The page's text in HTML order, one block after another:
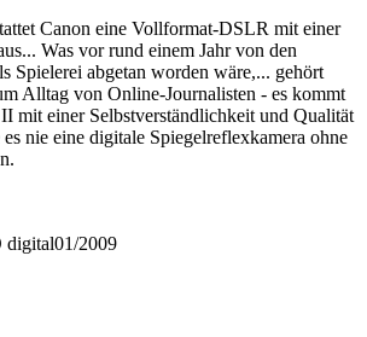
Canon eine Vollformat-DSLR mit einer
Was vor rund einem Jahr von den
Spielerei abgetan worden wäre,... gehört
Alltag von Online-Journalisten - es kommt
mit einer Selbstverständlichkeit und Qualität
nie eine digitale Spiegelreflexkamera ohne
digital01/2009